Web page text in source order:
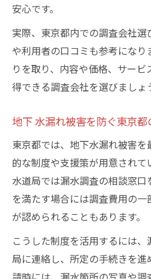
安心です。
実際、東京都内での調査会社
や利用者の口コミも参考になり
りを取り、内容や価格、サー
得できる調査会社を選びましょ
地下 水漏れ被害を防ぐ東京
東京都では、地下水漏れ被害
的な制度や支援策が用意され
水道局では漏水調査の相談窓
を満たす場合には調査費用の
が認められることもあります。
こうした制度を活用するには
局に連絡し、所定の手続きを進